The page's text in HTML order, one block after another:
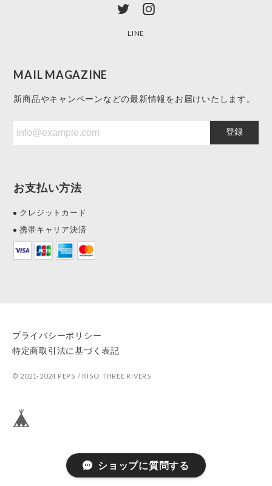
LINE
MAIL MAGAZINE
新商品やキャンペーンなどの最新情報をお届けいたします。
登録
お支払い方法
クレジットカード
携帯キャリア決済
プライバシーポリシー
特定商取引法に基づく表記
© 2021-2024 PEPS / KISO THREE RIVERS
ショップに質問する